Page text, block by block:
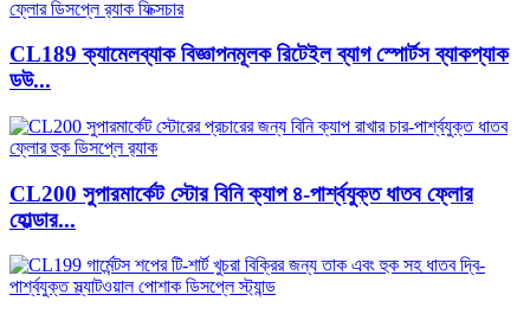
CL189 ক্যামেলব্যাক বিজ্ঞাপনমূলক রিটেইল ব্যাগ স্পোর্টস ব্যাকপ্যাক
ডউ...
CL200 সুপারমার্কেট স্টোর বিনি ক্যাপ ৪-পার্শ্বযুক্ত ধাতব ফ্লোর
হোল্ডার...